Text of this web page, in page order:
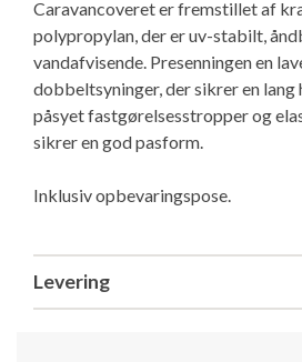
Caravancoveret er fremstillet af
polypropylan, der er uv-stabilt,
vandafvisende. Presenningen en
dobbeltsyninger, der sikrer en lang
påsyet fastgørelsesstropper og
sikrer en god pasform.
Inklusiv opbevaringspose.
Levering